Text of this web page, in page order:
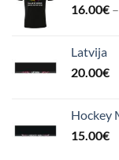
16.00€ –
Latvija
20.00€
Hockey
15.00€